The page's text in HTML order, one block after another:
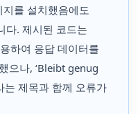
지를 설치했음에도
다. 제시된 코드는
하여 응답 데이터를
으나, ‘Bleibt genug
제목과 함께 오류가